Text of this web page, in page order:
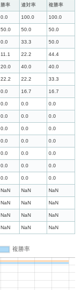
勝率 連対率 複勝率
0.0 100.0 100.0
50.0 50.0 50.0
0.0 33.3 50.0
11.1 22.2 44.4
20.0 40.0 40.0
22.2 22.2 33.3
0.0 16.7 16.7
0.0 0.0 0.0
0.0 0.0 0.0
0.0 0.0 0.0
0.0 0.0 0.0
0.0 0.0 0.0
0.0 0.0 0.0
0.0 0.0 0.0
NaN NaN NaN
NaN NaN NaN
NaN NaN NaN
NaN NaN NaN